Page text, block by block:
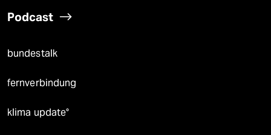
Podcast
bundestalk
fernverbindung
klima update°